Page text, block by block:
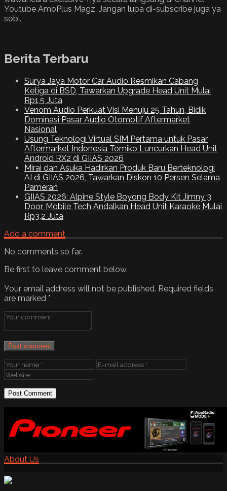
Youtube AmoPlus Magz. Jangan lupa di-subscribe juga ya
sob..
Berita Terbaru
Surya Jaya Motor Car Audio Resmikan Cabang
Ketiga di BSD, Tawarkan Upgrade Head Unit Mulai
Rp1,5 Juta
Venom Audio Perkuat Visi Menuju 25 Tahun, Bidik
Dominasi Pasar Audio Otomotif Aftermarket
Nasional
Usung Teknologi Virtual SIM Pertama untuk Pasar
Aftermarket Indonesia Tomiko Luncurkan Head Unit
Android RX2 di GIIAS 2026
Mirai dan Asuka Hadirkan Produk Baru Berteknologi
AI di GIIAS 2026, Tawarkan Diskon 10 Persen Selama
Pameran
GIIAS 2026: Alpine Style Boyong Body Kit Jimny 3
Door, Mobile Tech Andalkan Head Unit Karaoke Mulai
Rp3,2 Juta
Add a comment
No comments so far.
Be first to leave comment below.
Your email address will not be published. Required fields
are marked *
Post comment
About Us